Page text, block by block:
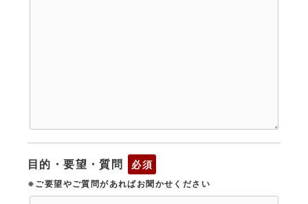
目的・要望・質問 必須
※ご要望やご質問があればお聞かせください